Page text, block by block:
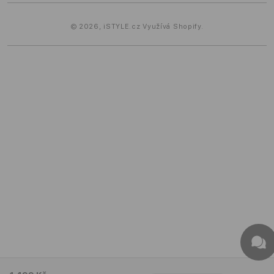
© 2026, iSTYLE.cz Využívá Shopify.